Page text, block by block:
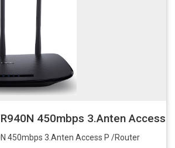
450mbps 3.Anten Access
450mbps 3.Anten Access P /Router